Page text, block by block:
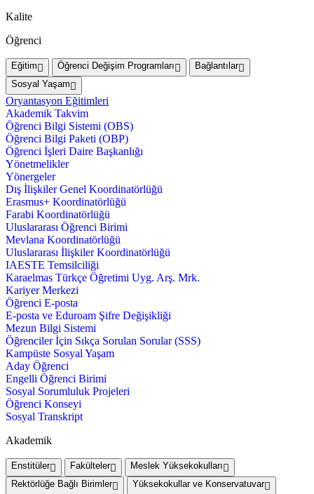
Kalite
Öğrenci
Eğitim Öğrenci Değişim Programları
Bağlantılar
Sosyal Yaşam
Oryantasyon Eğitimleri
Akademik Takvim
Öğrenci Bilgi Sistemi (OBS)
Öğrenci Bilgi Paketi (OBP)
Öğrenci İşleri Daire Başkanlığı
Yönetmelikler
Yönergeler
Dış İlişkiler Genel Koordinatörlüğü
Erasmus+ Koordinatörlüğü
Farabi Koordinatörlüğü
Uluslararası Öğrenci Birimi
Mevlana Koordinatörlüğü
Uluslararası İlişkiler Koordinatörlüğü
IAESTE Temsilciliği
Karaelmas Türkçe Öğretimi Uyg. Arş. Mrk.
Kariyer Merkezi
Öğrenci E-posta
E-posta ve Eduroam Şifre Değişikliği
Mezun Bilgi Sistemi
Öğrenciler İçin Sıkça Sorulan Sorular (SSS)
Kampüste Sosyal Yaşam
Aday Öğrenci
Engelli Öğrenci Birimi
Sosyal Sorumluluk Projeleri
Öğrenci Konseyi
Sosyal Transkript
Akademik
Enstitüler Fakülteler
Meslek Yüksekokulları
Rektörlüğe Bağlı Birimler
Yüksekokullar ve Konservatuvar